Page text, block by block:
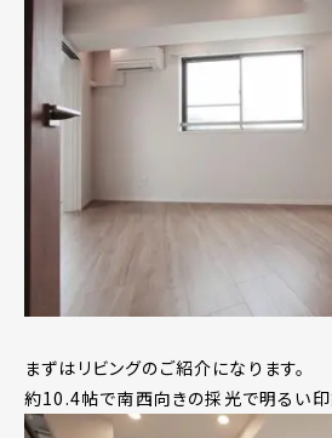
まずはリビングのご紹介になります。
約10.4帖で南西向きの採光で明るい印